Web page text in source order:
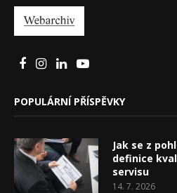
POPULÁRNÍ PŘÍSPĚVKY
Jak se z
definice
servisu
14. 7. 2026